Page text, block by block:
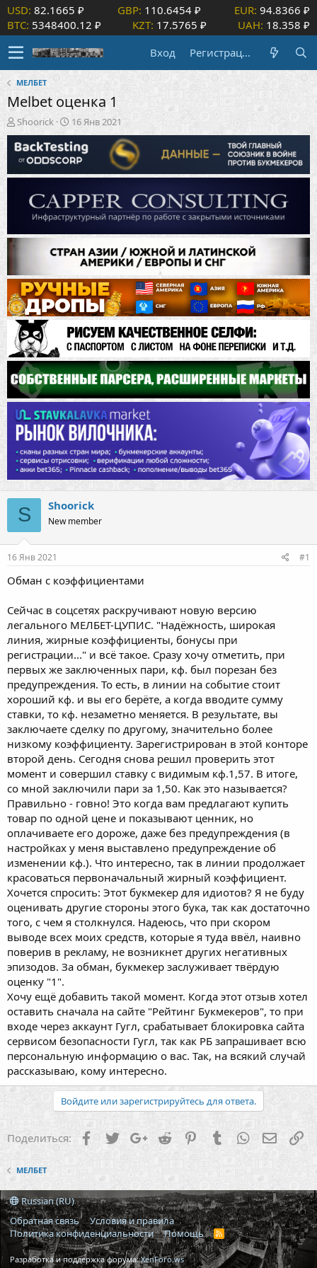
USD: 82.1665 ₽ GBP: 110.6454 ₽ EUR: 94.8366 ₽
BTC: 5348400.12 ₽ KZT: 17.5765 ₽ UAH: 18.358 ₽
Вход
Регистрация
МЕЛБЕТ
Melbet оценка 1
А
в
т
о
р
Shoorick
Д
а
т
а
н
ч
л
а
16 Янв 2021
S Shoorick
New member
16 Янв 2021 #1
Обман с коэффициентами
Сейчас в соцсетях раскручивают новую версию
легального МЕЛБЕТ-ЦУПИС. "Надёжность, широкая
линия, жирные коэффициенты, бонусы при
регистрации..." и всё такое. Сразу хочу отметить, при
первых же заключенных пари, кф. был порезан без
предупреждения. То есть, в линии на событие стоит
хороший кф. и вы его берёте, а когда вводите сумму
ставки, то кф. незаметно меняется. В результате, вы
заключаете сделку по другому, значительно более
низкому коэффициенту. Зарегистрирован в этой конторе
второй день. Сегодня снова решил проверить этот
момент и совершил ставку с видимым кф.1,57. В итоге,
со мной заключили пари за 1,50. Как это называется?
Правильно - говно! Это когда вам предлагают купить
товар по одной цене и показывают ценник, но
оплачиваете его дороже, даже без предупреждения (в
настройках у меня выставлено предупреждение об
изменении кф.). Что интересно, так в линии продолжает
красоваться первоначальный жирный коэффициент.
Хочется спросить: Этот букмекер для идиотов? Я не буду
оценивать другие стороны этого бука, так как достаточно
того, с чем я столкнулся. Надеюсь, что при скором
выводе всех моих средств, которые я туда ввёл, наивно
поверив в рекламу, не возникнет других негативных
эпизодов. За обман, букмекер заслуживает твёрдую
оценку "1".
Хочу ещё добавить такой момент. Когда этот отзыв хотел
оставить сначала на сайте "Рейтинг Букмекеров", то при
входе через аккаунт Гугл, срабатывает блокировка сайта
сервисом безопасности Гугл, так как РБ запрашивает всю
персональную информацию о вас. Так, на всякий случай
рассказываю, кому интересно.
Войдите или зарегистрируйтесь для ответа.
Поделиться: Facebook
TwitterGoogle+
Reddit PinterestTumblr WhatsApp
МЕЛБЕТ
Russian (RU)
Обратная связь
Условия и правила
Политика конфиденциальности
Помощь
R
S
S
Разработка и поддержка форума:XenForo.ws